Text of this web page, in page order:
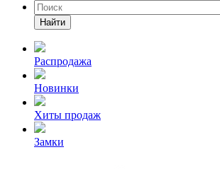
Найти
Распродажа
Новинки
Хиты продаж
Замки